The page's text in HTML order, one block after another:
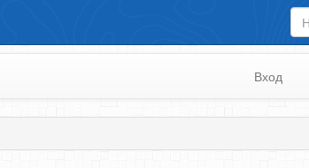
Вход